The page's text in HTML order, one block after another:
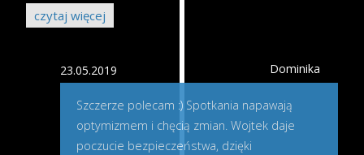
czytaj więcej
Dominika
23.05.2019
Szczerze polecam :) Spotkania napawają
optymizmem i chęcią zmian. Wojtek daje
poczucie bezpieczeństwa, dzięki